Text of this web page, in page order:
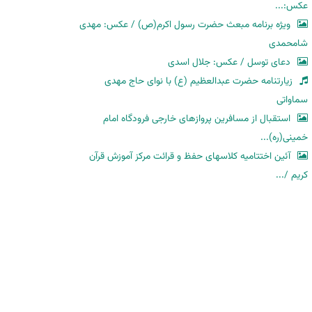
عکس:...
ویژه برنامه مبعث حضرت رسول اکرم(ص) / عکس: مهدی
شامحمدی
دعای توسل / عکس: جلال اسدی
زیارتنامه حضرت عبدالعظیم (ع) با نوای حاج مهدی
سماواتی
استقبال از مسافرین پروازهای خارجی فرودگاه امام
خمینی(ره)...
آئین اختتامیه کلاسهای حفظ و قرائت مرکز آموزش قرآن
کریم /...